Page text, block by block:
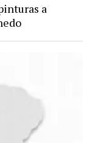
a